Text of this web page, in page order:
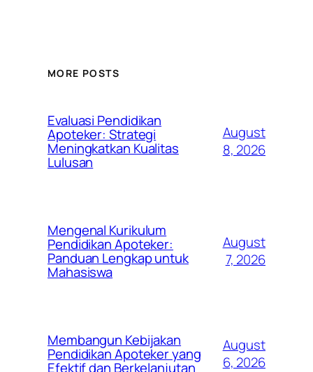
MORE POSTS
Evaluasi Pendidikan
Apoteker: Strategi
Meningkatkan Kualitas
Lulusan
August
8, 2026
Mengenal Kurikulum
Pendidikan Apoteker:
Panduan Lengkap untuk
Mahasiswa
August
7, 2026
Membangun Kebijakan
Pendidikan Apoteker yang
Efektif dan Berkelanjutan
August
6, 2026